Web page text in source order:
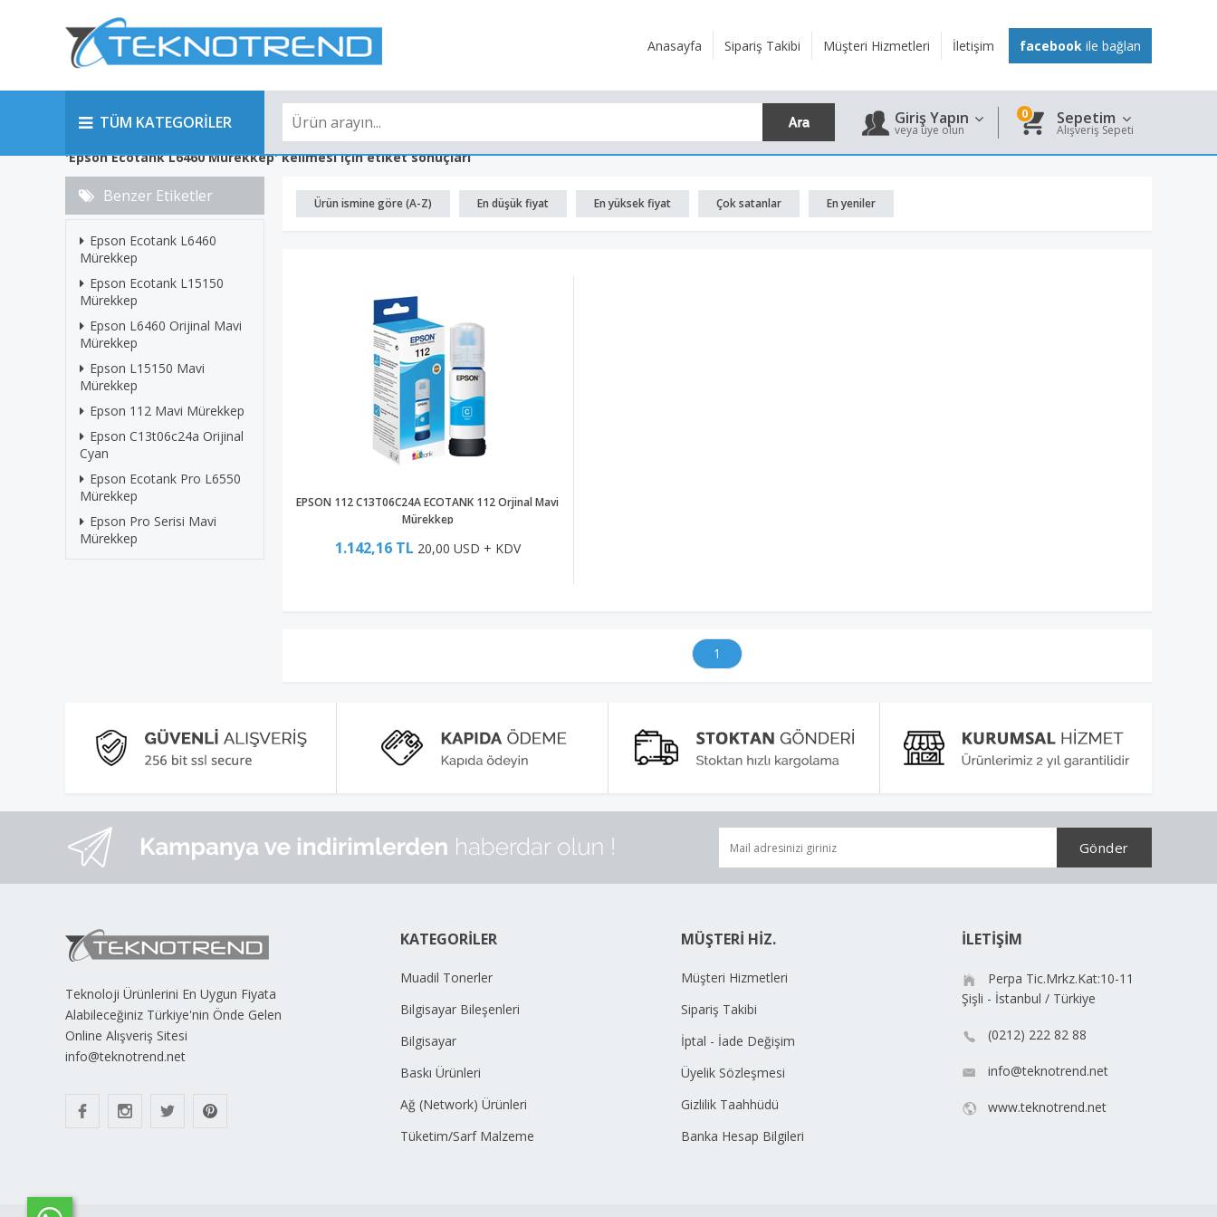
Anasayfa Sipariş Takibi Müşteri Hizmetleri İletişim facebook ile bağlan
TÜM KATEGORİLER Giriş Yapın
veya üye olun
0 Sepetim
Alışveriş Sepeti
'Epson Ecotank L6460 Mürekkep' kelimesi için etiket sonuçları
Benzer Etiketler
Epson Ecotank L6460
Mürekkep
Epson Ecotank L15150
Mürekkep
Epson L6460 Orijinal Mavi
Mürekkep
Epson L15150 Mavi
Mürekkep
Epson 112 Mavi Mürekkep
Epson C13t06c24a Orijinal
Cyan
Epson Ecotank Pro L6550
Mürekkep
Epson Pro Serisi Mavi
Mürekkep
Ürün ismine göre (A-Z) En düşük fiyat En yüksek fiyat Çok satanlar En yeniler
EPSON 112 C13T06C24A ECOTANK 112 Orjinal Mavi
Mürekkep
1.142,16 TL 20,00 USD + KDV
1
Teknoloji Ürünlerini En Uygun Fiyata
Alabileceğiniz Türkiye'nin Önde Gelen
Online Alışveriş Sitesi
info@teknotrend.net
KATEGORİLER
Muadil Tonerler
Bilgisayar Bileşenleri
Bilgisayar
Baskı Ürünleri
Ağ (Network) Ürünleri
Tüketim/Sarf Malzeme
MÜŞTERİ HİZ.
Müşteri Hizmetleri
Sipariş Takibi
İptal - İade Değişim
Üyelik Sözleşmesi
Gizlilik Taahhüdü
Banka Hesap Bilgileri
İLETİŞİM
Perpa Tic.Mrkz.Kat:10-11
Şişli - İstanbul / Türkiye
(0212) 222 82 88
info@teknotrend.net
www.teknotrend.net